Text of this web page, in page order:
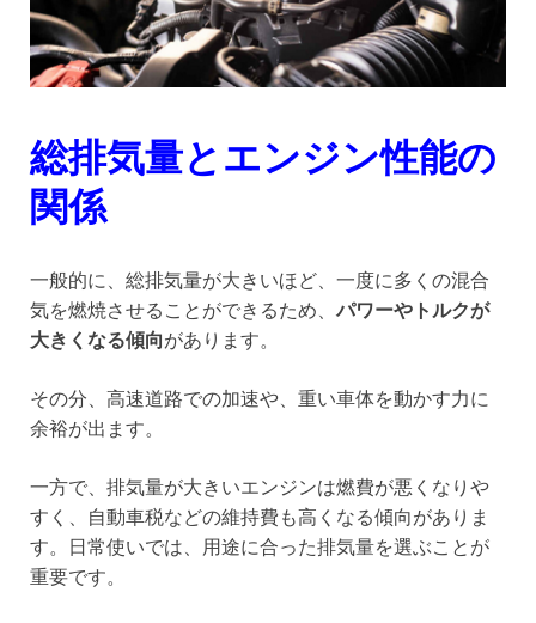
総排気量とエンジン性能の
関係
一般的に、総排気量が大きいほど、一度に多くの混合
気を燃焼させることができるため、 パワーやトルクが
大きくなる傾向があります。
その分、高速道路での加速や、重い車体を動かす力に
余裕が出ます。
一方で、排気量が大きいエンジンは燃費が悪くなりや
すく、自動車税などの維持費も高くなる傾向がありま
す。日常使いでは、用途に合った排気量を選ぶことが
重要です。